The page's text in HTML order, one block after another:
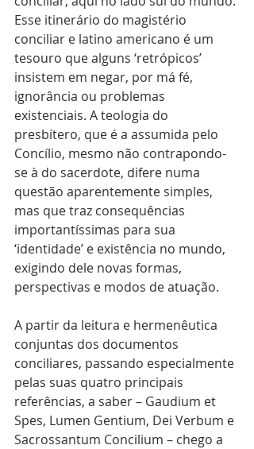
Esse itinerário do magistério
conciliar e latino americano é um
tesouro que alguns ‘retrópicos’
insistem em negar, por má fé,
ignorância ou problemas
existenciais. A teologia do
presbítero, que é a assumida pelo
Concílio, mesmo não contrapondo-
se à do sacerdote, difere numa
questão aparentemente simples,
mas que traz consequências
importantíssimas para sua
‘identidade’ e existência no mundo,
exigindo dele novas formas,
perspectivas e modos de atuação.
A partir da leitura e hermenêutica
conjuntas dos documentos
conciliares, passando especialmente
pelas suas quatro principais
referências, a saber – Gaudium et
Spes, Lumen Gentium, Dei Verbum e
Sacrossantum Concilium – chego a